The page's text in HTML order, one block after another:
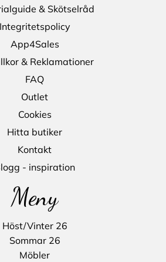
& Skötselråd
Integritetspolicy
App4Sales
& Reklamationer
FAQ
Outlet
Cookies
Hitta butiker
Kontakt
- inspiration
Meny
Höst/Vinter 26
Sommar 26
Möbler